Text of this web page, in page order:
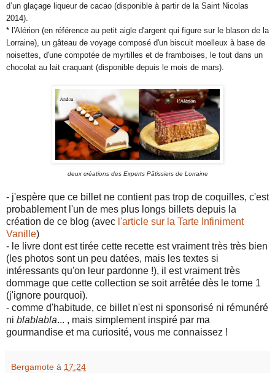
d’un glaçage liqueur de cacao (disponible à partir de la Saint Nicolas
2014).
* l'Alérion (en référence au petit aigle d'argent qui figure sur le blason de la
Lorraine), un gâteau de voyage composé d'un biscuit moelleux à base de
noisettes, d'une compotée de myrtilles et de framboises, le tout dans un
chocolat au lait craquant (disponible depuis le mois de mars).
deux créations des Experts Pâtissiers de Lorraine
- j'espère que ce billet ne contient pas trop de coquilles, c'est
probablement l'un de mes plus longs billets depuis la
création de ce blog (avec l'article sur la Tarte Infiniment
Vanille)
- le livre dont est tirée cette recette est vraiment très très bien
(les photos sont un peu datées, mais les textes si
intéressants qu'on leur pardonne !), il est vraiment très
dommage que cette collection se soit arrêtée dès le tome 1
(j'ignore pourquoi).
- comme d'habitude, ce billet n'est ni sponsorisé ni rémunéré
ni blablabla... , mais simplement inspiré par ma
gourmandise et ma curiosité, vous me connaissez !
Bergamote à 17:24